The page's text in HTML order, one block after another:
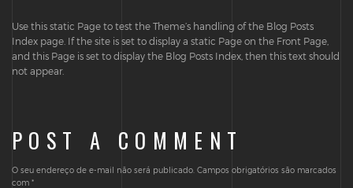
Use this static Page to test the Theme’s handling of the Blog Posts
Index page. If the site is set to display a static Page on the Front Page,
and this Page is set to display the Blog Posts Index, then this text should
not appear.
POST A COMMENT
O seu endereço de e-mail não será publicado. Campos obrigatórios são marcados
com *